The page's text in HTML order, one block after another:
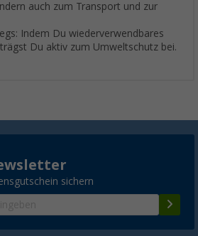
auch zum Transport und zur
Indem Du wiederverwendbares
Du aktiv zum Umweltschutz bei.
sichern